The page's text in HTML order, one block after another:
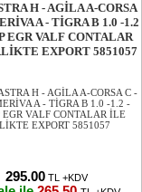
H - AGİLA A-CORSA
A - TİGRA B 1.0 -1.2
EGR VALF CONTALAR
EXPORT 5851057
295.00 TL +KDV